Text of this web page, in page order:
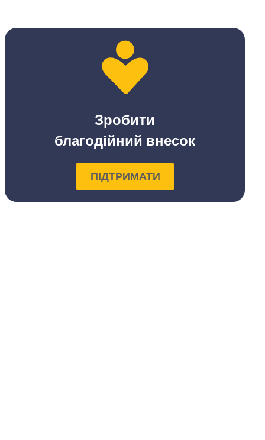
Зробити
благодійний внесок
ПІДТРИМАТИ